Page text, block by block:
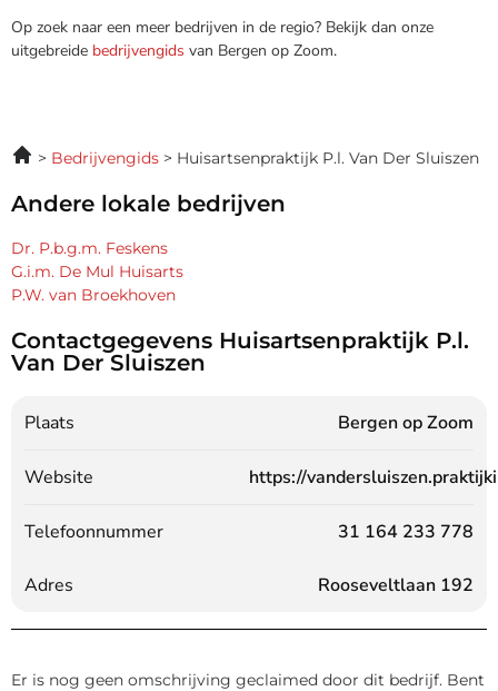
Op zoek naar een meer bedrijven in de regio? Bekijk dan onze
uitgebreide bedrijvengids van Bergen op Zoom.
Bedrijvengids Huisartsenpraktijk P.l. Van Der Sluiszen
Andere lokale bedrijven
Dr. P.b.g.m. Feskens
G.i.m. De Mul Huisarts
P.W. van Broekhoven
Contactgegevens Huisartsenpraktijk P.l.
Van Der Sluiszen
Plaats Bergen op Zoom
Website https://
Telefoonnummer 31 164 233 778
Adres Rooseveltlaan 192
Er is nog geen omschrijving geclaimed door dit bedrijf. Bent